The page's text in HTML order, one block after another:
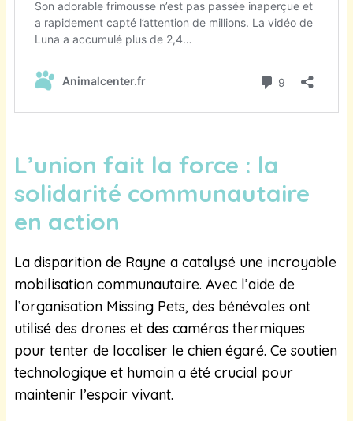
L’union fait la force : la
solidarité communautaire
en action
La disparition de Rayne a catalysé une incroyable
mobilisation communautaire. Avec l’aide de
l’organisation Missing Pets, des bénévoles ont
utilisé des drones et des caméras thermiques
pour tenter de localiser le chien égaré. Ce soutien
technologique et humain a été crucial pour
maintenir l’espoir vivant.